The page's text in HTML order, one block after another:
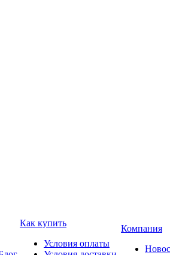
Как купить
Условия оплаты
Компания